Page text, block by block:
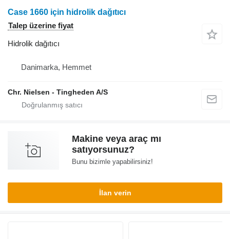
Case 1660 için hidrolik dağıtıcı
Talep üzerine fiyat
Hidrolik dağıtıcı
Danimarka, Hemmet
Chr. Nielsen - Tingheden A/S
Makine veya araç mı
satıyorsunuz?
Bunu bizimle yapabilirsiniz!
İlan verin